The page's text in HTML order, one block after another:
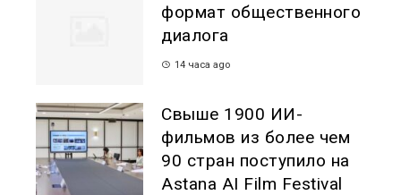
формат общественного
диалога
14 часа ago
Свыше 1900 ИИ-
фильмов из более чем
90 стран поступило на
Astana AI Film Festival